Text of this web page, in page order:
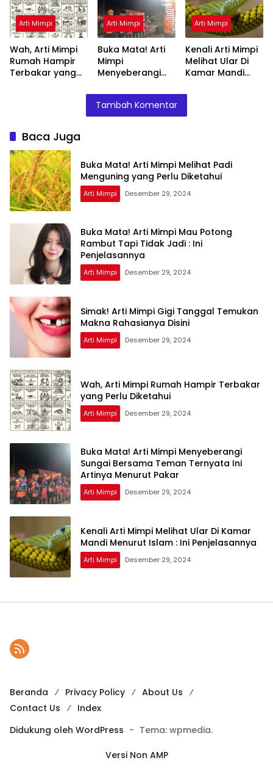
Arti Mimpi
Wah, Arti Mimpi
Rumah Hampir
Terbakar yang
Arti Mimpi
Buka Mata! Arti
Mimpi
Menyeberangi
Teman Ternyata
Ini Artinya
Menurut Pakar
Arti Mimpi
Kenali Arti Mimpi
Melihat Ular Di
Kamar Mandi
Ini Penjelasannya
Tambah Komentar
Baca Juga
Buka Mata! Arti Mimpi Melihat Padi
Menguning yang Perlu Diketahui
Arti Mimpi Desember 29, 2024
Buka Mata! Arti Mimpi Mau Potong
Rambut Tapi Tidak Jadi : Ini
Penjelasannya
Arti Mimpi Desember 29, 2024
Simak! Arti Mimpi Gigi Tanggal Temukan
Makna Rahasianya Disini
Arti Mimpi Desember 29, 2024
Wah, Arti Mimpi Rumah Hampir Terbakar
yang Perlu Diketahui
Arti Mimpi Desember 29, 2024
Buka Mata! Arti Mimpi Menyeberangi
Sungai Bersama Teman Ternyata Ini
Artinya Menurut Pakar
Arti Mimpi Desember 29, 2024
Kenali Arti Mimpi Melihat Ular Di Kamar
Mandi Menurut Islam : Ini Penjelasannya
Arti Mimpi Desember 29, 2024
Beranda Privacy Policy
About Us
Contact Us
Index
Didukung oleh WordPress - Tema: wpmedia.
Versi Non AMP